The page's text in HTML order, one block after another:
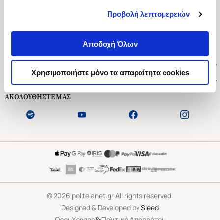
Προβολή λεπτομερειών
Αποδοχή Όλων
Χρησιμοποιήστε μόνο τα απαραίτητα cookies
Ασκληπιού 1-3, Αθήνα 106 79
Δευτέρα - Παρασκευή 09:00-21:00
Εξυπηρέτηση Πελατών
ΑΚΟΛΟΥΘΗΣΤΕ ΜΑΣ
©2026 politeianet.gr All rights reserved.
Designed & Developed bySleed